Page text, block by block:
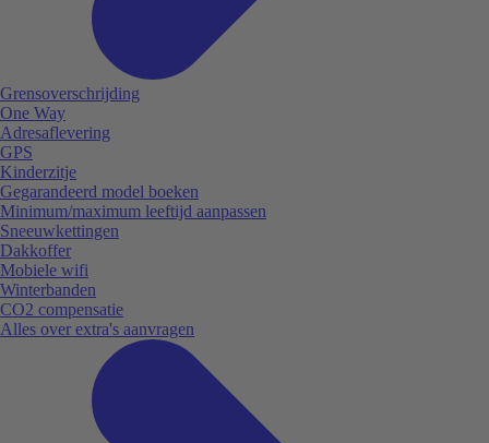
Grensoverschrijding
One Way
Adresaflevering
GPS
Kinderzitje
Gegarandeerd model boeken
Minimum/maximum leeftijd aanpassen
Sneeuwkettingen
Dakkoffer
Mobiele wifi
Winterbanden
CO2 compensatie
Alles over extra's aanvragen